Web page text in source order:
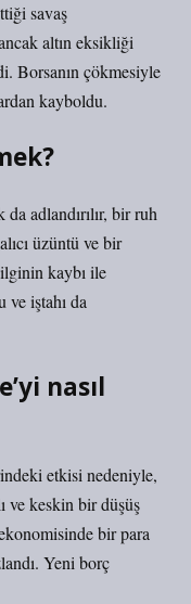
savaş
altın eksikliği
Borsanın çökmesiyle
kayboldu.
adlandırılır, bir ruh
üzüntü ve bir
kaybı ile
ve iştahı da
nasıl
etkisi nedeniyle,
ve keskin bir düşüş
bir para
Yeni borç